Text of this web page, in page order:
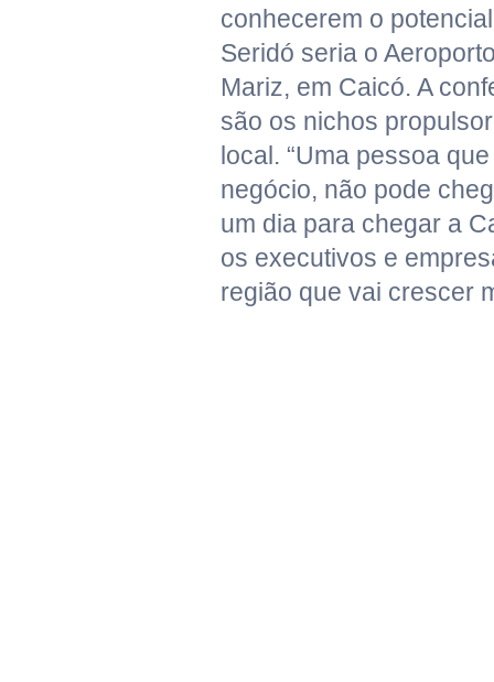
conhecerem o
Seridó seria o
Mariz, em Caicó. A
são os nichos
local. “Uma pessoa
negócio, não pode
um dia para chegar a
os executivos e
região que vai